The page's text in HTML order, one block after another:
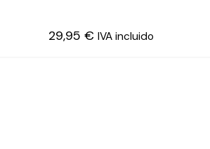
29,95 € IVA incluido